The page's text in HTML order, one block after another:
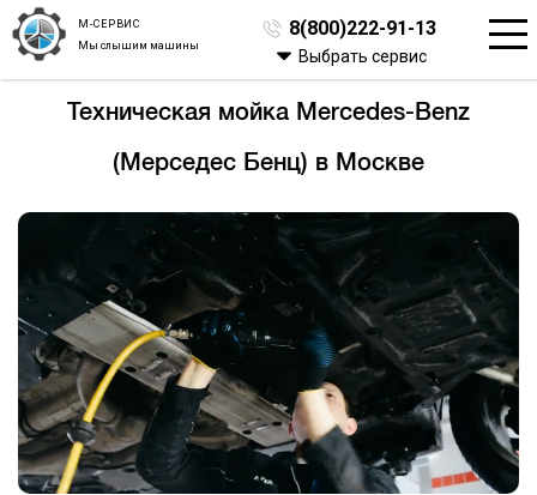
М-СЕРВИС
Мы слышим машины
8(800)222-91-13
Выбрать сервис
Техническая мойка Mercedes-Benz
(Мерседес Бенц) в Москве